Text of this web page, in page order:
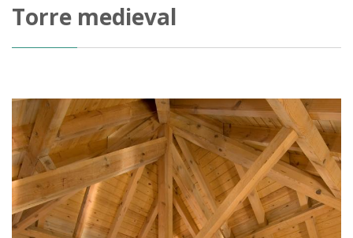
Torre medieval